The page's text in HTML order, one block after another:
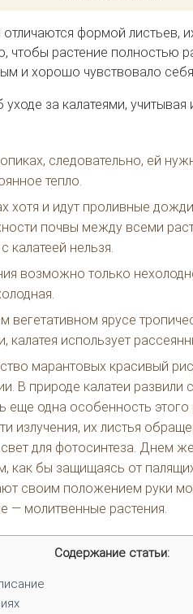
формой листьев,
чтобы растение полностью
и хорошо чувствовало
уходе за калатеями,
следовательно, ей
тепло.
хотя и идут проливные
почвы между всеми
калатеей нельзя.
возможно только
вегетативном ярусе
калатея использует
марантовых красивый
В природе калатеи развили
еще одна особенность этого
излучения, их листья
для фотосинтеза. Днем
как бы защищаясь от
своим положением руки
— молитвенные растения.
Содержание статьи: